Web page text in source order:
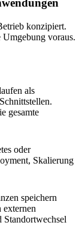
konzipiert.
voraus.
als
gesamte
oder
Skalierung
speichern
externen
Standortwechsel